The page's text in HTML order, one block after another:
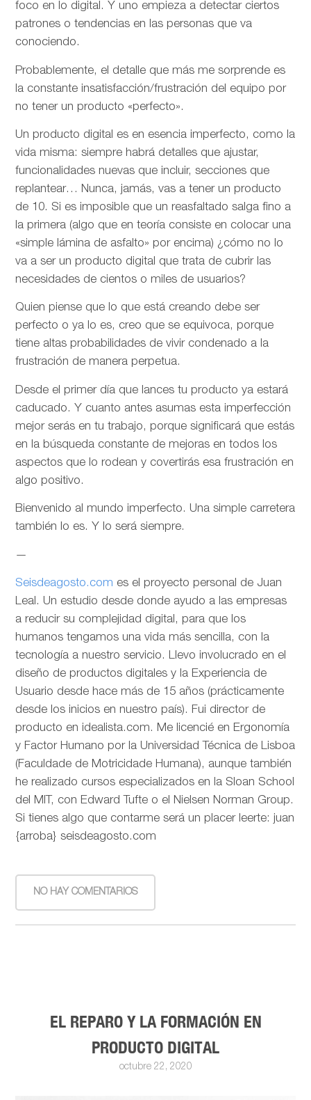
foco en lo digital. Y uno empieza a detectar ciertos
patrones o tendencias en las personas que va
conociendo.
Probablemente, el detalle que más me sorprende es
la constante insatisfacción/frustración del equipo por
no tener un producto «perfecto».
Un producto digital es en esencia imperfecto, como la
vida misma: siempre habrá detalles que ajustar,
funcionalidades nuevas que incluir, secciones que
replantear… Nunca, jamás, vas a tener un producto
de 10. Si es imposible que un reasfaltado salga fino a
la primera (algo que en teoría consiste en colocar una
«simple lámina de asfalto» por encima) ¿cómo no lo
va a ser un producto digital que trata de cubrir las
necesidades de cientos o miles de usuarios?
Quien piense que lo que está creando debe ser
perfecto o ya lo es, creo que se equivoca, porque
tiene altas probabilidades de vivir condenado a la
frustración de manera perpetua.
Desde el primer día que lances tu producto ya estará
caducado. Y cuanto antes asumas esta imperfección
mejor serás en tu trabajo, porque significará que estás
en la búsqueda constante de mejoras en todos los
aspectos que lo rodean y covertirás esa frustración en
algo positivo.
Bienvenido al mundo imperfecto. Una simple carretera
también lo es. Y lo será siempre.
—
Seisdeagosto.com es el proyecto personal de Juan
Leal. Un estudio desde donde ayudo a las empresas
a reducir su complejidad digital, para que los
humanos tengamos una vida más sencilla, con la
tecnología a nuestro servicio. Llevo involucrado en el
diseño de productos digitales y la Experiencia de
Usuario desde hace más de 15 años (prácticamente
desde los inicios en nuestro país). Fui director de
producto en idealista.com. Me licencié en Ergonomía
y Factor Humano por la Universidad Técnica de Lisboa
(Faculdade de Motricidade Humana), aunque también
he realizado cursos especializados en la Sloan School
del MIT, con Edward Tufte o el Nielsen Norman Group.
Si tienes algo que contarme será un placer leerte: juan
{arroba} seisdeagosto.com
NO HAY COMENTARIOS
EL REPARO Y LA FORMACIÓN EN
PRODUCTO DIGITAL
octubre 22, 2020